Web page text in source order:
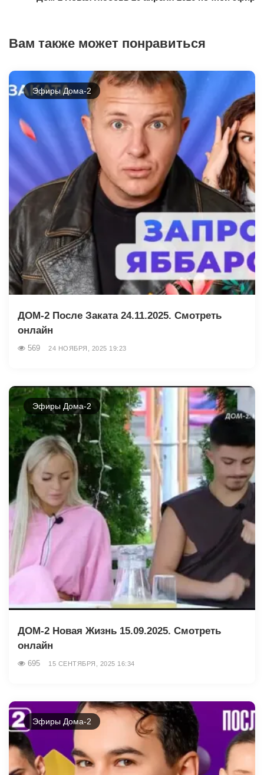
Вам также может понравиться
Эфиры Дома-2
ДОМ-2 После Заката 24.11.2025. Смотреть
онлайн
569 24 НОЯБРЯ, 2025 19:23
Эфиры Дома-2
ДОМ-2 Новая Жизнь 15.09.2025. Смотреть
онлайн
695 15 СЕНТЯБРЯ, 2025 16:34
Эфиры Дома-2